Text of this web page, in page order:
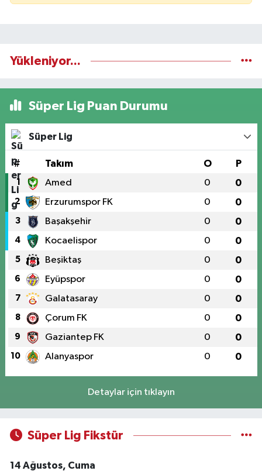
Yükleniyor...
Süper Lig Puan Durumu
Süper Lig
# Takım O P
1 Amed 0 0
2 Erzurumspor FK 0 0
3 Başakşehir 0 0
4 Kocaelispor 0 0
5 Beşiktaş 0 0
6 Eyüpspor 0 0
7 Galatasaray 0 0
8 Çorum FK 0 0
9 Gaziantep FK 0 0
10 Alanyaspor 0 0
Detaylar için tıklayın
Süper Lig Fikstür
14 Ağustos, Cuma